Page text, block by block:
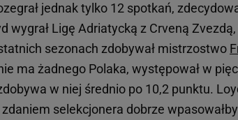
jednak tylko 12 spotkań,
wygrał Ligę Adriatycką z Crveną
sezonach zdobywał mistrzostwo
ma żadnego Polaka, występował w
w niej średnio po 10,2 punktu.
zdaniem selekcjonera dobrze